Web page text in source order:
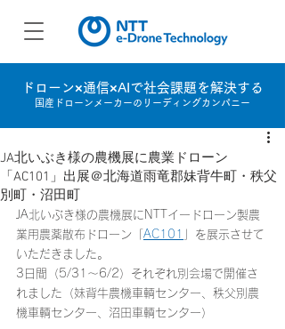
ドローン×通信×AIで社会課題を解決する
国産ドローンメーカーのリーディングカンパニー
JA北いぶき様の農機展に農業ドローン
「AC101」出展＠北海道雨竜郡妹背牛町・秩父
別町・沼田町
JA北いぶき様の農機展にNTTイードローン製農
業用農薬散布ドローン「 AC101
」を展示させて
いただきました。
3日間（5/31～6/2）それぞれ別会場で開催さ
れました（妹背牛農機車輌センター、秩父別農
機車輌センター、沼田車輌センター）